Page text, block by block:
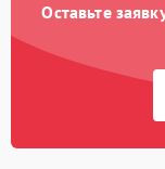
Оставьте